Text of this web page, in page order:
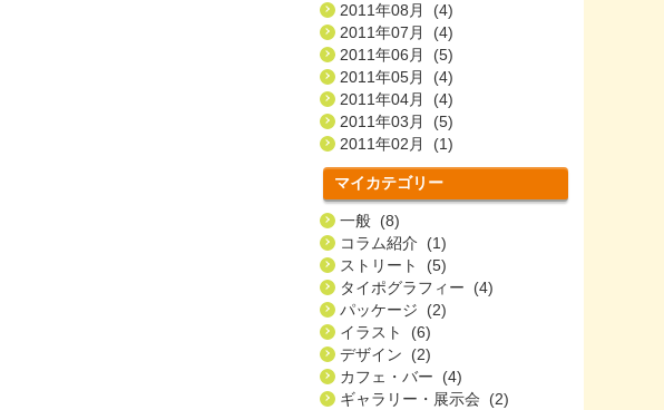
2011年08月 (4)
2011年07月 (4)
2011年06月 (5)
2011年05月 (4)
2011年04月 (4)
2011年03月 (5)
2011年02月 (1)
マイカテゴリー
一般 (8)
コラム紹介 (1)
ストリート (5)
タイポグラフィー (4)
パッケージ (2)
イラスト (6)
デザイン (2)
カフェ・バー (4)
ギャラリー・展示会 (2)